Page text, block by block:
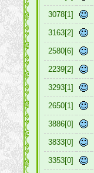
3078[1]
3163[2]
2580[6]
2239[2]
3293[1]
2650[1]
3886[0]
3833[0]
3353[0]